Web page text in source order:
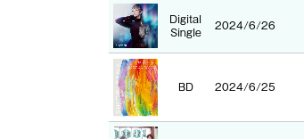
Digital
Single
2024/6/26
BD 2024/6/25